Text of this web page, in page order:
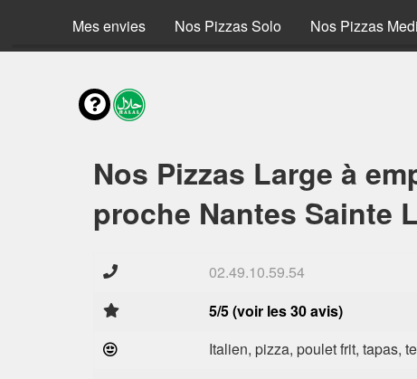
Mes envies Nos Pizzas Solo Nos Pizzas
Nos Pizzas Large à
proche Nantes Sainte
02.49.10.59.54
5/5 (voir les 30 avis)
Italien, pizza, poulet frit, tapas,